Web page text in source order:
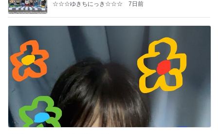
☆☆☆ゆきちにっき☆☆☆ 7日前